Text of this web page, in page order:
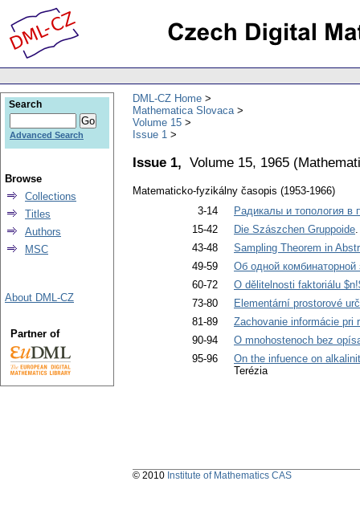
DML-CZ Home
Mathematica Slovaca
Volume 15
Issue 1
Issue 1, Volume 15, 1965 (
Matematicko-fyzikálny časopis (1953-1966)
3-14
Радикалы и топология в
15-42
Die Szászchen Gruppoide
43-48
Sampling Theorem in
49-59
Об одной комбинаторной
60-72
O dělitelnosti faktoriálu
73-80
Elementární prostorové
81-89
Zachovanie informácie pri
90-94
O mnohostenoch bez
95-96
On the infuence on
Terézia
Search
Advanced Search
Browse
Collections
Titles
Authors
MSC
About DML-CZ
Partner of
© 2010 Institute of Mathematics CAS